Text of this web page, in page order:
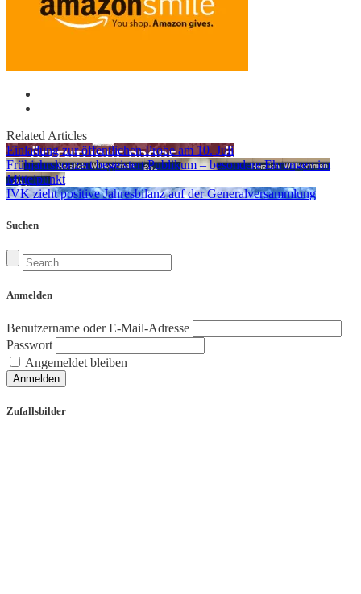
Related Articles
Einladung zur öffentlichen Probe am 10. Juli
Frühjahrskonzert begeistert Publikum – besondere Ehrungen im
Mittelpunkt
IVK zieht positive Jahresbilanz auf der Generalversammlung
Suchen
Anmelden
Benutzername oder E-Mail-Adresse
Passwort
Angemeldet bleiben
Anmelden
Zufallsbilder